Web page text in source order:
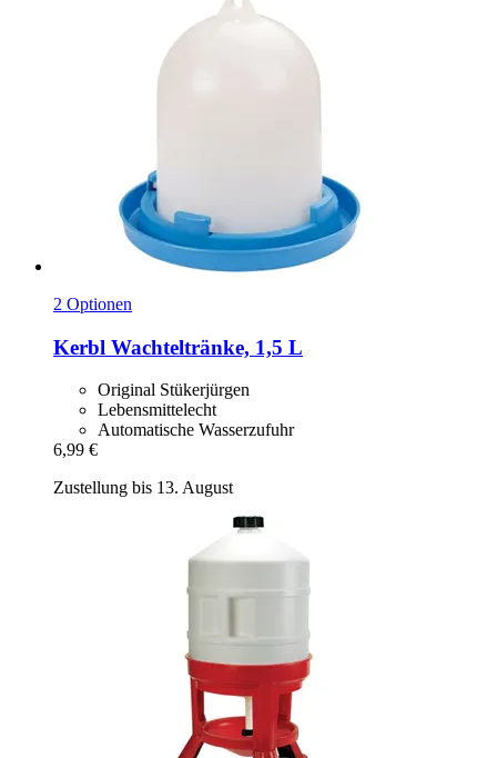
2 Optionen
Kerbl Wachteltränke, 1,5 L
Original Stükerjürgen
Lebensmittelecht
Automatische Wasserzufuhr
6,99 €
Zustellung bis 13. August